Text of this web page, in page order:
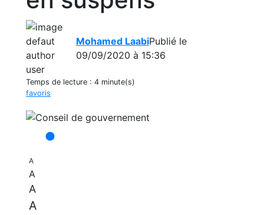
Mohamed LaabiPublié le
09/09/2020 à 15:36
Temps de lecture : 4 minute(s)
favoris
A
A
A
A